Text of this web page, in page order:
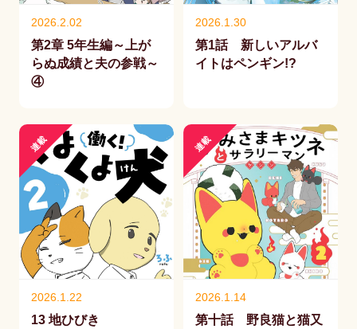
2026.2.02
第2章 5年生編～上が
らぬ成績と夫の参戦～
④
2026.1.30
第1話 新しいアルバ
イトはペンギン!?
連載
2026.1.22
13 地ひびき
連載
2026.1.14
第十話 野良猫と猫又